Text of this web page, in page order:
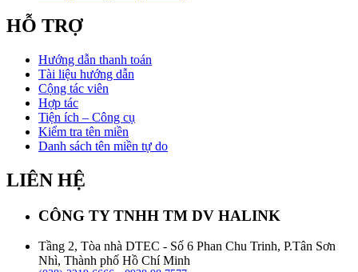
HỖ TRỢ
Hướng dẫn thanh toán
Tài liệu hướng dẫn
Cộng tác viên
Hợp tác
Tiện ích – Công cụ
Kiểm tra tên miền
Danh sách tên miền tự do
LIÊN HỆ
CÔNG TY TNHH TM DV HALINK
Tầng 2, Tòa nhà DTEC - Số 6 Phan Chu Trinh, P.Tân Sơn
Nhì, Thành phố Hồ Chí Minh